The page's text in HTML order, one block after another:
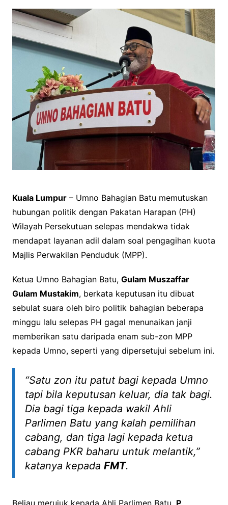
Kuala Lumpur– Umno Bahagian Batu memutuskan
hubungan politik dengan Pakatan Harapan (PH)
Wilayah Persekutuan selepas mendakwa tidak
mendapat layanan adil dalam soal pengagihan kuota
Majlis Perwakilan Penduduk (MPP).
Ketua Umno Bahagian Batu, Gulam Muszaffar
Gulam Mustakim, berkata keputusan itu dibuat
sebulat suara oleh biro politik bahagian beberapa
minggu lalu selepas PH gagal menunaikan janji
memberikan satu daripada enam sub-zon MPP
kepada Umno, seperti yang dipersetujui sebelum ini.
“Satu zon itu patut bagi kepada Umno
tapi bila keputusan keluar, dia tak bagi.
Dia bagi tiga kepada wakil Ahli
Parlimen Batu yang kalah pemilihan
cabang, dan tiga lagi kepada ketua
cabang PKR baharu untuk melantik,”
katanya kepada FMT.
Beliau merujuk kepada Ahli Parlimen Batu, P